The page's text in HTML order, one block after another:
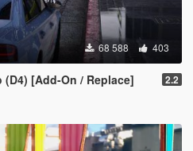
68 588 403
(D4) [Add-On / Replace] 2.2